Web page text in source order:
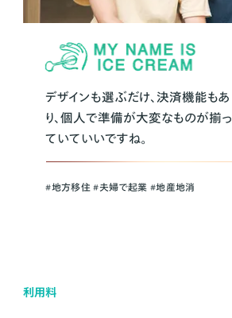
デザインも選ぶだけ、決済機能もあ
り、個人で準備が大変なものが揃っ
ていていいですね。
#地方移住 #夫婦で起業 #地産地消
利用料